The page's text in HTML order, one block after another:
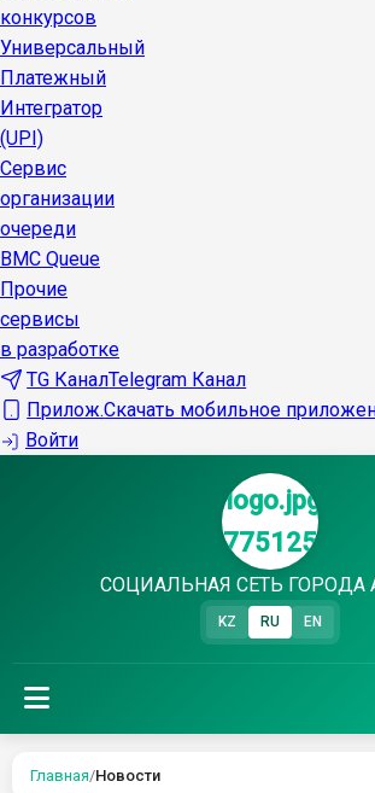
конкурсов
Универсальный
Платежный
Интегратор
(UPI)
Сервис
организации
очереди
BMC Queue
Прочие
сервисы
в разработке
TG КаналTelegram Канал
Прилож.Скачать мобильное
Войти
СОЦИАЛЬНАЯ СЕТЬ ГОРОДА
KZ RU EN
Главная/Новости